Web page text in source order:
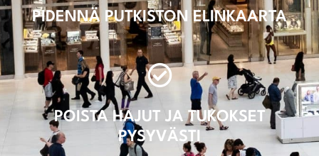
PIDENNÄ PUTKISTON ELINKAARTA
POISTA HAJUT JA TUKOKSET
PYSYVÄSTI